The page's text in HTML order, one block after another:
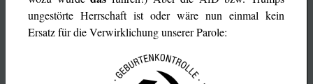
ungestörte Herrschaft ist oder wäre nun einmal kein
Ersatz für die Verwirklichung unserer Parole: